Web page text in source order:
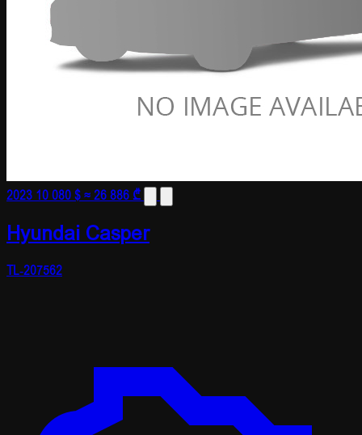
2023 10 080 $≈ 26 886 ₾
Hyundai Casper
TL-207562